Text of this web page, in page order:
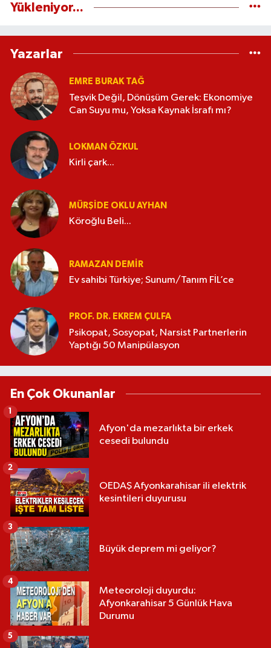
Yükleniyor...
Yazarlar
EMRE BURAK TAĞ
Teşvik Değil, Dönüşüm Gerek: Ekonomiye
Can Suyu mu, Yoksa Kaynak İsrafı mı?
LOKMAN ÖZKUL
Kirli çark...
MÜRŞIDE OKLU AYHAN
Köroğlu Beli...
RAMAZAN DEMİR
Ev sahibi Türkiye; Sunum/Tanım FİL’ce
PROF. DR. EKREM ÇULFA
Psikopat, Sosyopat, Narsist Partnerlerin
Yaptığı 50 Manipülasyon
En Çok Okunanlar
Afyon'da mezarlıkta bir erkek
cesedi bulundu
1
OEDAŞ Afyonkarahisar ili elektrik
kesintileri duyurusu
2
Büyük deprem mi geliyor?
3
Meteoroloji duyurdu:
Afyonkarahisar 5 Günlük Hava
Durumu
4
5